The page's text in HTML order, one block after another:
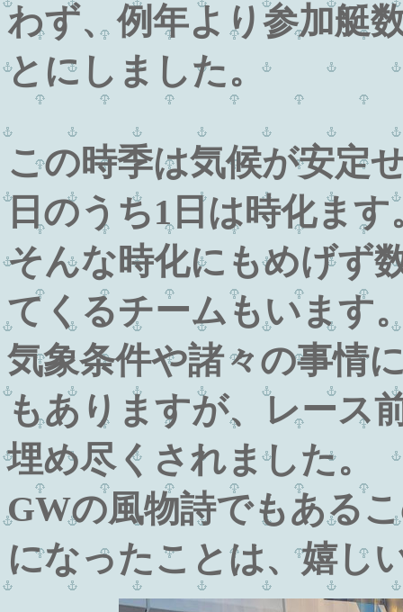
わず、例年より参加艇
とにしました。
この時季は気候が安定
日のうち1日は時化ます
そんな時化にもめげず
てくるチームもいます
気象条件や諸々の事情
もありますが、レース
埋め尽くされました。
GWの風物詩でもある
になったことは、嬉し